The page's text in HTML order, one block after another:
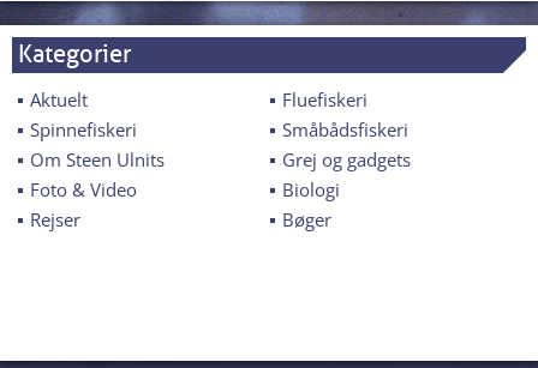
Kategorier
Aktuelt
Fluefiskeri
Spinnefiskeri
Småbådsfiskeri
Om Steen Ulnits
Grej og gadgets
Foto & Video
Biologi
Rejser
Bøger